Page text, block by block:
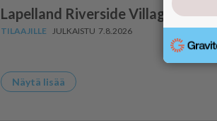
Lapelland Riverside Village
7.8.2026
Näytä lisää